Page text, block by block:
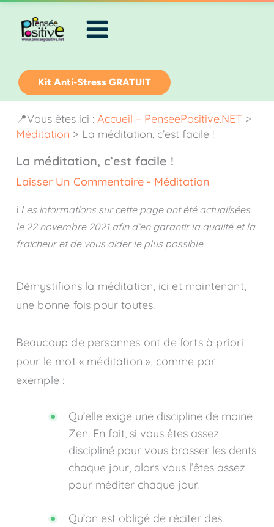
contenu
Kit Anti-Stress GRATUIT
📍Vous êtes ici : Accueil – PenseePositive.NET >
Méditation > La méditation, c’est facile !
La méditation, c’est facile !
Laisser Un Commentaire - Méditation
ℹ️ Les informations sur cette page ont été actualisées
le 22 novembre 2021afin d’en garantir la qualité et la
fraicheur et de vous aider le plus possible.
Démystifions la méditation, ici et maintenant,
une bonne fois pour toutes.
Beaucoup de personnes ont de forts à priori
pour le mot « méditation », comme par
exemple :
Qu’elle exige une discipline de moine
Zen. En fait, si vous êtes assez
discipliné pour vous brosser les dents
chaque jour, alors vous l’êtes assez
pour méditer chaque jour.
Qu’on est obligé de réciter des